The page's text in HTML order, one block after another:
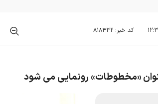
کد خبر: ۸۱۸۴۳۲
«مخطوطات» رونمایی می شود